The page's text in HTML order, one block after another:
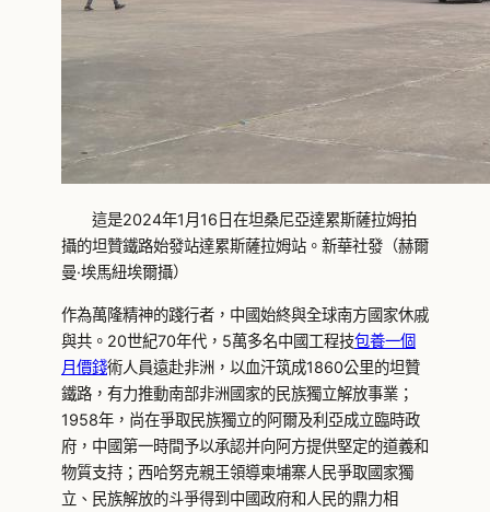
這是2024年1月16日在坦桑尼亞達累斯薩拉姆拍
攝的坦贊鐵路始發站達累斯薩拉姆站。新華社發（赫爾
曼·埃馬紐埃爾攝）
作為萬隆精神的踐行者，中國始終與全球南方國家休戚
與共。20世紀70年代，5萬多名中國工程技包養一個
月價錢術人員遠赴非洲，以血汗筑成1860公里的坦贊
鐵路，有力推動南部非洲國家的民族獨立解放事業；
1958年，尚在爭取民族獨立的阿爾及利亞成立臨時政
府，中國第一時間予以承認并向阿方提供堅定的道義和
物質支持；西哈努克親王領導柬埔寨人民爭取國家獨
立、民族解放的斗爭得到中國政府和人民的鼎力相